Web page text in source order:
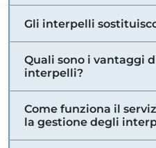
Gli interpelli
Quali sono i vantaggi
interpelli?
Come funziona il
la gestione degli